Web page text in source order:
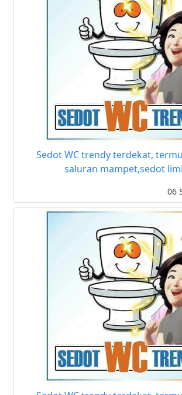
Sedot WC trendy terdekat,
saluran mampet,sedot
06